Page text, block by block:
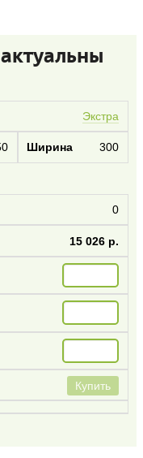
Экстра
300
0
15 026 р.
Купить